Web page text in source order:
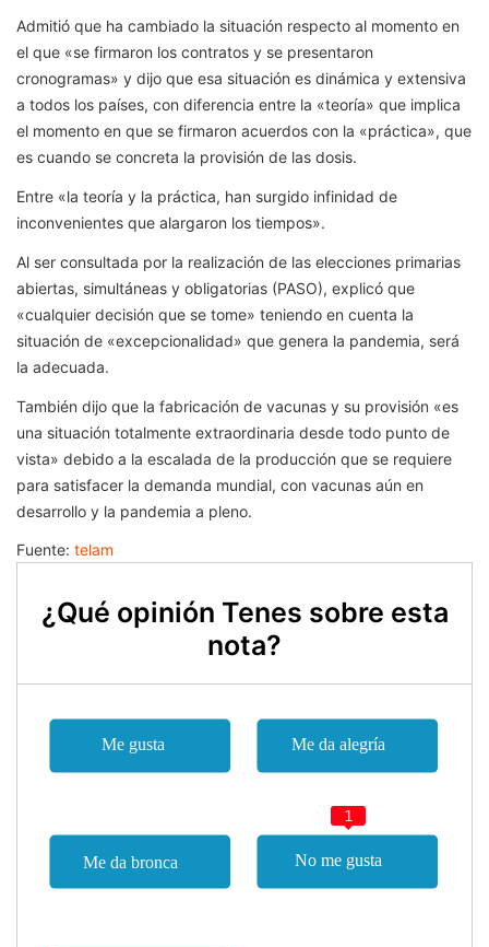
Admitió que ha cambiado la situación respecto al momento en
el que «se firmaron los contratos y se presentaron
cronogramas» y dijo que esa situación es dinámica y extensiva
a todos los países, con diferencia entre la «teoría» que implica
el momento en que se firmaron acuerdos con la «práctica», que
es cuando se concreta la provisión de las dosis.
Entre «la teoría y la práctica, han surgido infinidad de
inconvenientes que alargaron los tiempos».
Al ser consultada por la realización de las elecciones primarias
abiertas, simultáneas y obligatorias (PASO), explicó que
«cualquier decisión que se tome» teniendo en cuenta la
situación de «excepcionalidad» que genera la pandemia, será
la adecuada.
También dijo que la fabricación de vacunas y su provisión «es
una situación totalmente extraordinaria desde todo punto de
vista» debido a la escalada de la producción que se requiere
para satisfacer la demanda mundial, con vacunas aún en
desarrollo y la pandemia a pleno.
Fuente: telam
¿Qué opinión Tenes sobre esta
nota?
1